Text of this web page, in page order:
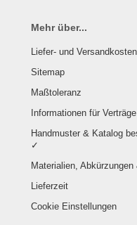
Mehr über...
Liefer- und Versandkosten
Sitemap
Maßtoleranz
Informationen für Verträge
Handmuster & Katalog
✓
Materialien,
Lieferzeit
Cookie Einstellungen